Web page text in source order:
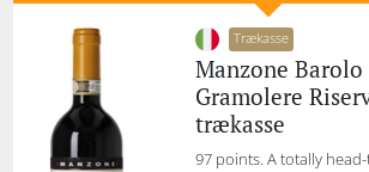
Trækasse
Manzone Barolo
Gramolere
trækasse
97 points. A totally